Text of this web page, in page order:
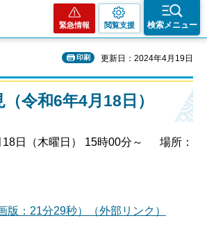
緊急情報 閲覧支援 検索メニュー
印刷 更新日：2024年4月19日
令和6年4月18日）
18日（木曜日） 15時00分～ 場所：
版：21分29秒）（外部リンク）